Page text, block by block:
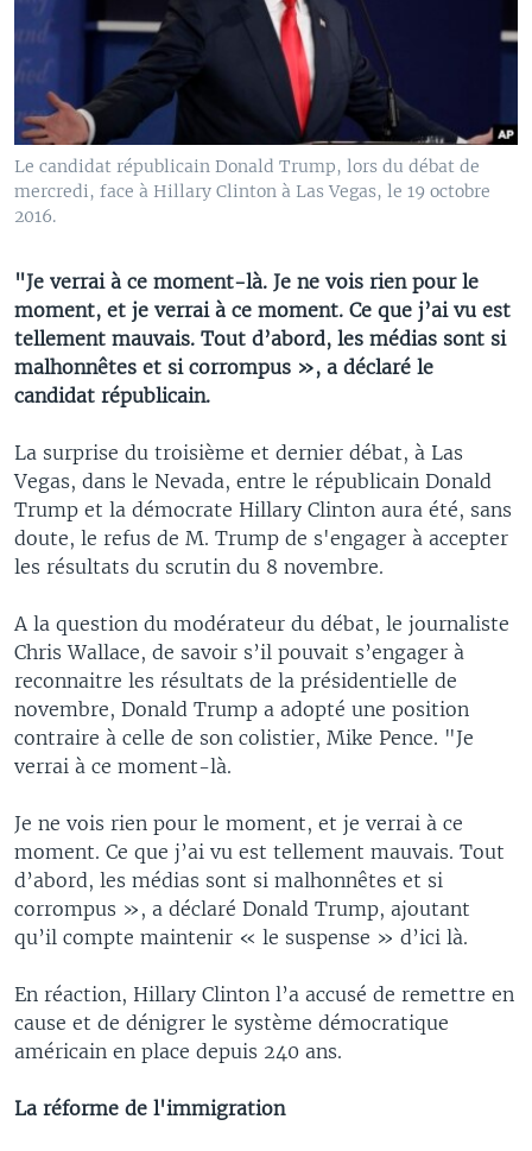
Le candidat républicain Donald Trump, lors du débat de
mercredi, face à Hillary Clinton à Las Vegas, le 19 octobre
2016.
"Je verrai à ce moment-là. Je ne vois rien pour le
moment, et je verrai à ce moment. Ce que j’ai vu est
tellement mauvais. Tout d’abord, les médias sont si
malhonnêtes et si corrompus », a déclaré le
candidat républicain.
La surprise du troisième et dernier débat, à Las
Vegas, dans le Nevada, entre le républicain Donald
Trump et la démocrate Hillary Clinton aura été, sans
doute, le refus de M. Trump de s'engager à accepter
les résultats du scrutin du 8 novembre.
A la question du modérateur du débat, le journaliste
Chris Wallace, de savoir s’il pouvait s’engager à
reconnaitre les résultats de la présidentielle de
novembre, Donald Trump a adopté une position
contraire à celle de son colistier, Mike Pence. "Je
verrai à ce moment-là.
Je ne vois rien pour le moment, et je verrai à ce
moment. Ce que j’ai vu est tellement mauvais. Tout
d’abord, les médias sont si malhonnêtes et si
corrompus », a déclaré Donald Trump, ajoutant
qu’il compte maintenir « le suspense » d’ici là.
En réaction, Hillary Clinton l’a accusé de remettre en
cause et de dénigrer le système démocratique
américain en place depuis 240 ans.
La réforme de l'immigration